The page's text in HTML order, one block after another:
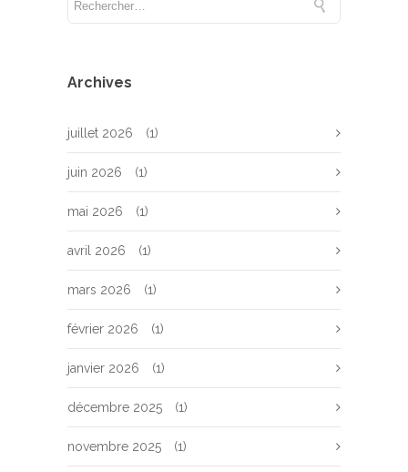
Archives
juillet 2026 (1)
juin 2026 (1)
mai 2026 (1)
avril 2026 (1)
mars 2026 (1)
février 2026 (1)
janvier 2026 (1)
décembre 2025 (1)
novembre 2025 (1)